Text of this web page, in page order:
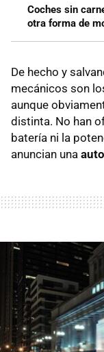
Coches sin
otra forma de
De hecho y
mecánicos son
aunque
distinta. No han
batería ni la
anuncian una